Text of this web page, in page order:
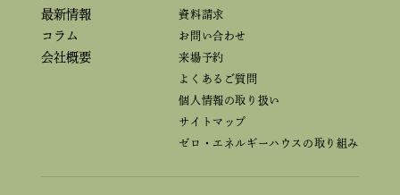
最新情報
コラム
会社概要
資料請求
お問い合わせ
来場予約
よくあるご質問
個人情報の取り扱い
サイトマップ
ゼロ・エネルギーハウスの取り組み